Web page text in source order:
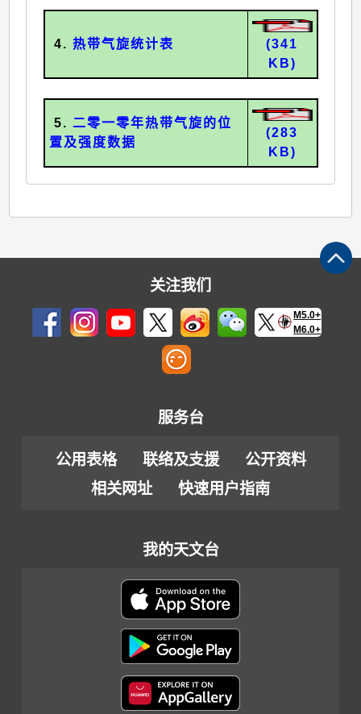
4. 热带气旋统计表
(341
KB)
5. 二零一零年热带气旋的位
置及强度数据
(283
KB)
关注我们
M5.0+
M6.0+
服务台
公用表格 联络及支援
公开资料
相关网址
快速用户指南
我的天文台